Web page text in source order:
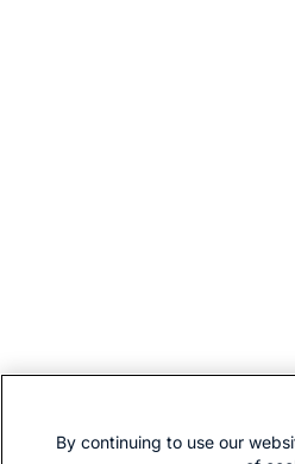
By continuing to use our